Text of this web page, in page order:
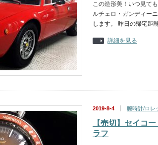
この造形美！いつ見て
ルチェロ・ガンディー
します。 昨日の帰宅距
詳細を見る
2019-8-4 腕時計/ロレ
【売切】セイコ
ラフ